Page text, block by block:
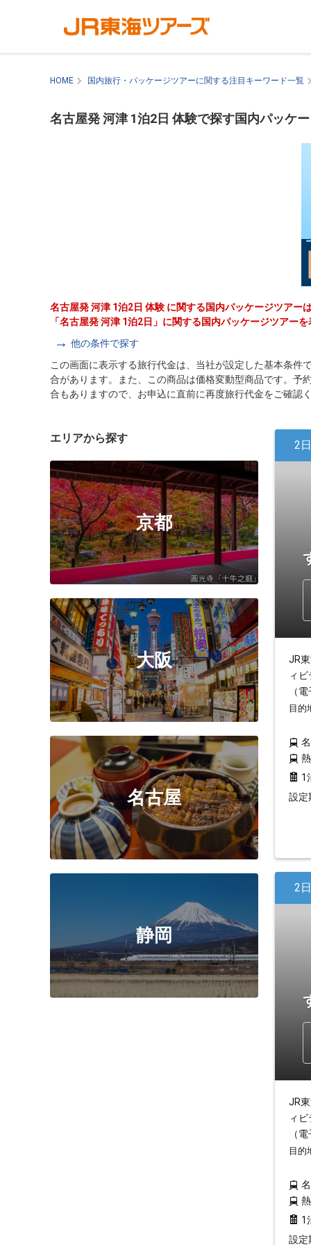
HOME 国内旅行・パッケージツアーに関する注目キーワード一覧
名古屋発 河津 1泊2日 体験で探す国内パッケ
名古屋発 河津 1泊2日 体験 に関する国内パッケージツアー
「名古屋発 河津 1泊2日」に関する国内パッケージツアー
他の条件で探す
この画面に表示する旅行代金は、当社が設定した基本条
合があります。また、この商品は価格変動型商品です。予
合もありますので、お申込に直前に再度旅行代金をご確認
エリアから探す
京都
大阪
名古屋
静岡
2
JR
ィ
（
目的
1
設
2
JR
ィ
（
目的
1
設